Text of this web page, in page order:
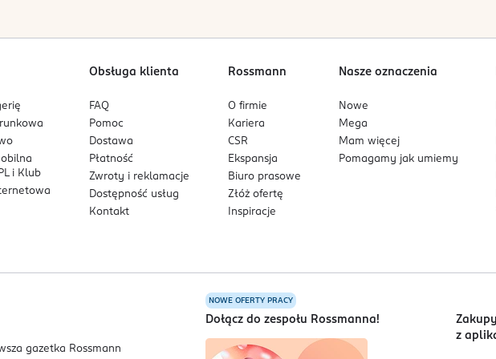
Sortowanie wg
i Klub
Obsługa klienta
FAQ
Pomoc
Dostawa
Płatność
Zwroty i reklamacje
Dostępność usług
Kontakt
Rossmann
O firmie
Kariera
CSR
Ekspansja
Biuro prasowe
Złóż ofertę
Inspiracje
Nasze oznaczenia
Nowe
Mega
Mam więcej
Pomagamy jak umiemy
NOWE OFERTY PRACY
Dołącz do zespołu Rossmanna!
z